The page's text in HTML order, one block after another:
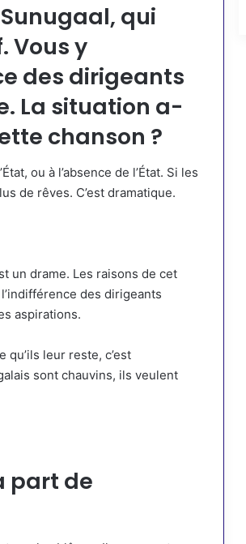
qui
Vous y
des dirigeants
La situation a-
chanson ?
ou à l’absence de l’État. Si les
de rêves. C’est dramatique.
un drame. Les raisons de cet
des dirigeants
aspirations.
qu’ils leur reste, c’est
sont chauvins, ils veulent
part de